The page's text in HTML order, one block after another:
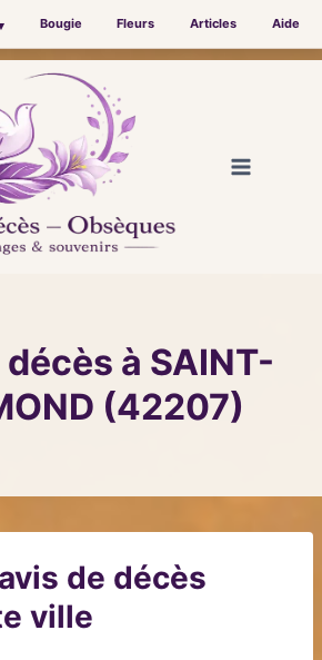
Bougie Fleurs Articles Aide
à SAINT-
(42207)
de décès
ville